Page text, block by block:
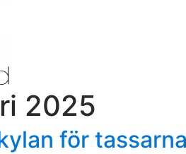
2025
för tassarna